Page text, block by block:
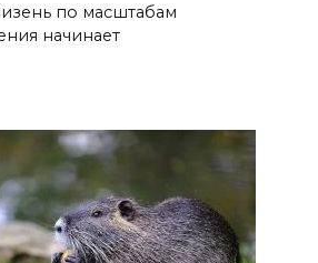
по масштабам
начинает